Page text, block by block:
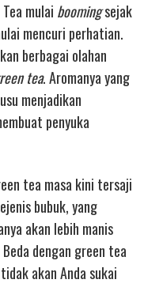
mulai boomingsejak
mencuri perhatian.
berbagai olahan
tea. Aromanya yang
menjadikan
penyuka
tea masa kini tersaji
bubuk, yang
akan lebih manis
dengan green tea
akan Anda sukai